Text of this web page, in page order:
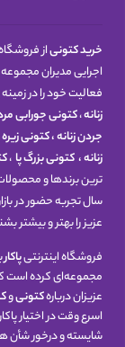
خرید کتونیاز
اجرایی مدیران مجموعه
فعالیت خود را در
زنانه،کتونی جورابی
جردن زنانه،کتونی
زنانه، کتونیبزرگ پا ،
ترین برندها و
سال تجربه حضور در
عزیز را بهتر و بیشتر
فروشگاه اینترنتیپاکار
مجموعه‌ای کرده است
عزیزان دربارهکتونیو
اسرع وقت در اختیار
شایسته و درخور شأن